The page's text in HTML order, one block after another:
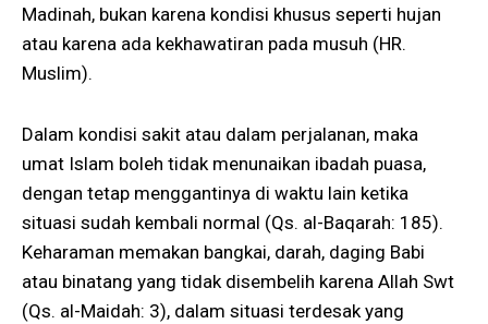
Madinah, bukan karena kondisi khusus seperti hujan
atau karena ada kekhawatiran pada musuh (HR.
Muslim).
Dalam kondisi sakit atau dalam perjalanan, maka
umat Islam boleh tidak menunaikan ibadah puasa,
dengan tetap menggantinya di waktu lain ketika
situasi sudah kembali normal (Qs. al-Baqarah: 185).
Keharaman memakan bangkai, darah, daging Babi
atau binatang yang tidak disembelih karena Allah Swt
(Qs. al-Maidah: 3), dalam situasi terdesak yang